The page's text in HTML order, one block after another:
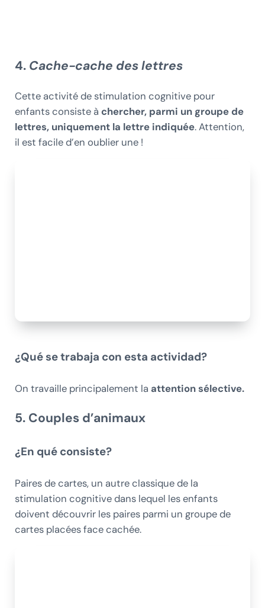
4.Cache-cache des lettres
Cette activité de stimulation cognitive pour
enfants consiste à chercher, parmi un groupe de
lettres, uniquement la lettre indiquée. Attention,
il est facile d’en oublier une !
¿Qué se trabaja con esta actividad?
On travaille principalement la attention sélective.
5. Couples d’animaux
¿En qué consiste?
Paires de cartes, un autre classique de la
stimulation cognitive dans lequel les enfants
doivent découvrir les paires parmi un groupe de
cartes placées face cachée.